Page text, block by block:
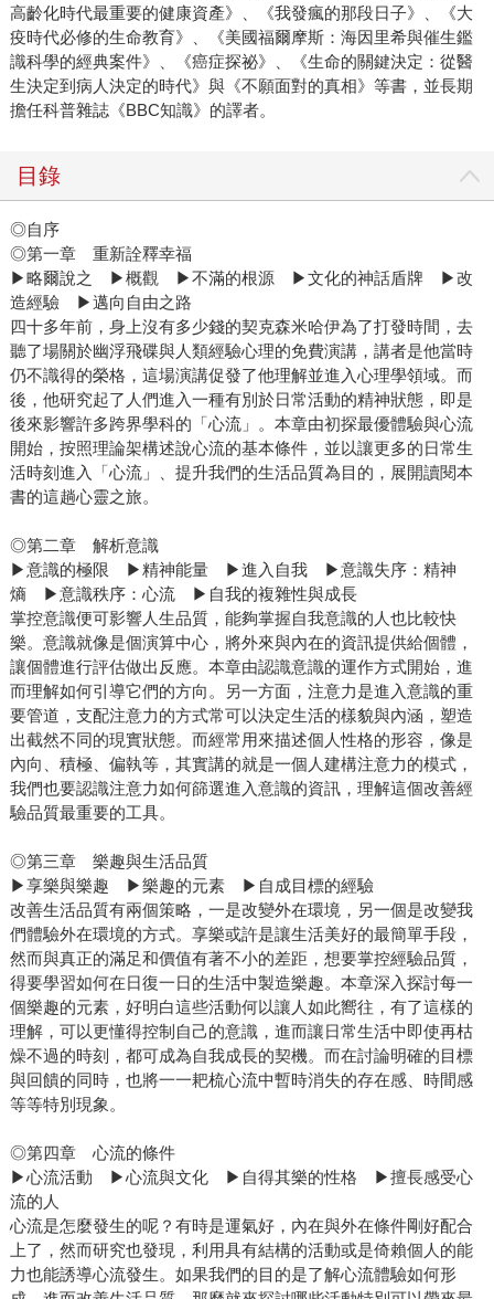
高齡化時代最重要的健康資產》、《我發瘋的那段日子》、《大
疫時代必修的生命教育》、《美國福爾摩斯：海因里希與催生鑑
識科學的經典案件》、《癌症探祕》、《生命的關鍵決定：從醫
生決定到病人決定的時代》與《不願面對的真相》等書，並長期
擔任科普雜誌《BBC知識》的譯者。
目錄
◎自序
◎第一章 重新詮釋幸福
▶略爾說之 ▶概觀 ▶不滿的根源 ▶文化的神話盾牌 ▶改
造經驗 ▶邁向自由之路
四十多年前，身上沒有多少錢的契克森米哈伊為了打發時間，去
聽了場關於幽浮飛碟與人類經驗心理的免費演講，講者是他當時
仍不識得的榮格，這場演講促發了他理解並進入心理學領域。而
後，他研究起了人們進入一種有別於日常活動的精神狀態，即是
後來影響許多跨界學科的「心流」。本章由初探最優體驗與心流
開始，按照理論架構述說心流的基本條件，並以讓更多的日常生
活時刻進入「心流」、提升我們的生活品質為目的，展開讀閱本
書的這趟心靈之旅。
◎第二章 解析意識
▶意識的極限 ▶精神能量 ▶進入自我 ▶意識失序：精神
熵 ▶意識秩序：心流 ▶自我的複雜性與成長
掌控意識便可影響人生品質，能夠掌握自我意識的人也比較快
樂。意識就像是個演算中心，將外來與內在的資訊提供給個體，
讓個體進行評估做出反應。本章由認識意識的運作方式開始，進
而理解如何引導它們的方向。另一方面，注意力是進入意識的重
要管道，支配注意力的方式常可以決定生活的樣貌與內涵，塑造
出截然不同的現實狀態。而經常用來描述個人性格的形容，像是
內向、積極、偏執等，其實講的就是一個人建構注意力的模式，
我們也要認識注意力如何篩選進入意識的資訊，理解這個改善經
驗品質最重要的工具。
◎第三章 樂趣與生活品質
▶享樂與樂趣 ▶樂趣的元素 ▶自成目標的經驗
改善生活品質有兩個策略，一是改變外在環境，另一個是改變我
們體驗外在環境的方式。享樂或許是讓生活美好的最簡單手段，
然而與真正的滿足和價值有著不小的差距，想要掌控經驗品質，
得要學習如何在日復一日的生活中製造樂趣。本章深入探討每一
個樂趣的元素，好明白這些活動何以讓人如此嚮往，有了這樣的
理解，可以更懂得控制自己的意識，進而讓日常生活中即使再枯
燥不過的時刻，都可成為自我成長的契機。而在討論明確的目標
與回饋的同時，也將一一耙梳心流中暫時消失的存在感、時間感
等等特別現象。
◎第四章 心流的條件
▶心流活動 ▶心流與文化 ▶自得其樂的性格 ▶擅長感受心
流的人
心流是怎麼發生的呢？有時是運氣好，內在與外在條件剛好配合
上了，然而研究也發現，利用具有結構的活動或是倚賴個人的能
力也能誘導心流發生。如果我們的目的是了解心流體驗如何形